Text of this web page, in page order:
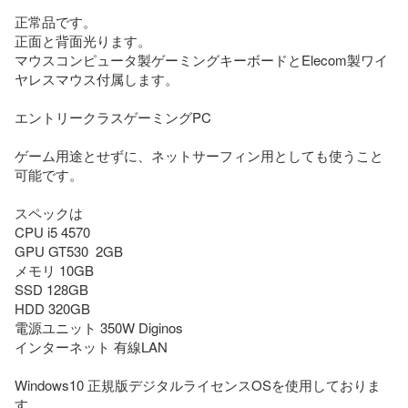
正常品です。
正面と背面光ります。
マウスコンピュータ製ゲーミングキーボードとElecom製ワイ
ヤレスマウス付属します。
エントリークラスゲーミングPC
ゲーム用途とせずに、ネットサーフィン用としても使うこと
可能です。
スペックは
CPU i5 4570
GPU GT530  2GB
メモリ 10GB
SSD 128GB
HDD 320GB
電源ユニット 350W Diginos
インターネット 有線LAN
Windows10 正規版デジタルライセンスOSを使用しておりま
す。